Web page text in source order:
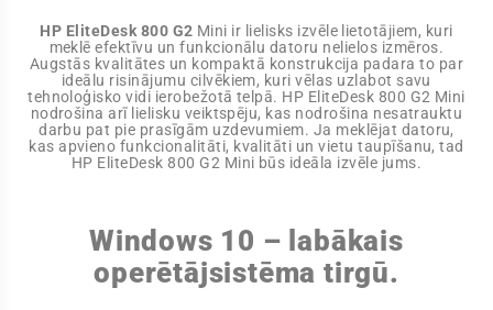
HP EliteDesk 800 G2 Mini ir lielisks izvēle lietotājiem, kuri
meklē efektīvu un funkcionālu datoru nelielos izmēros.
Augstās kvalitātes un kompaktā konstrukcija padara to par
ideālu risinājumu cilvēkiem, kuri vēlas uzlabot savu
tehnoloģisko vidi ierobežotā telpā. HP EliteDesk 800 G2 Mini
nodrošina arī lielisku veiktspēju, kas nodrošina nesatrauktu
darbu pat pie prasīgām uzdevumiem. Ja meklējat datoru,
kas apvieno funkcionalitāti, kvalitāti un vietu taupīšanu, tad
HP EliteDesk 800 G2 Mini būs ideāla izvēle jums.
Windows 10 – labākais
operētājsistēma tirgū.